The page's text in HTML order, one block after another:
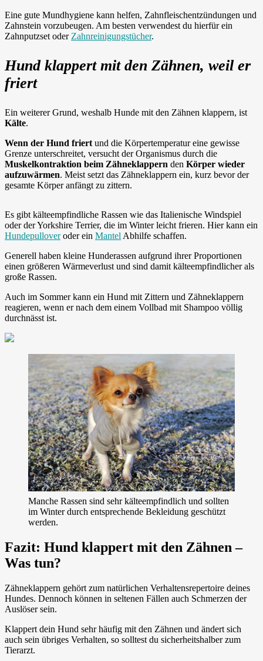
Eine gute Mundhygiene kann helfen, Zahnfleischentzündungen und
Zahnstein vorzubeugen. Am besten verwendest du hierfür ein
Zahnputzset oder Zahnreinigungstücher.
Hund klappert mit den Zähnen, weil er
friert
Ein weiterer Grund, weshalb Hunde mit den Zähnen klappern, ist
Kälte.
Wenn der Hund friert und die Körpertemperatur eine gewisse
Grenze unterschreitet, versucht der Organismus durch die
Muskelkontraktion beim Zähneklappern den Körper wieder
aufzuwärmen. Meist setzt das Zähneklappern ein, kurz bevor der
gesamte Körper anfängt zu zittern.
Es gibt kälteempfindliche Rassen wie das Italienische Windspiel
oder der Yorkshire Terrier, die im Winter leicht frieren. Hier kann ein
Hundepulloveroder ein Mantel Abhilfe schaffen.
Generell haben kleine Hunderassen aufgrund ihrer Proportionen
einen größeren Wärmeverlust und sind damit kälteempfindlicher als
große Rassen.
Auch im Sommer kann ein Hund mit Zittern und Zähneklappern
reagieren, wenn er nach dem einem Vollbad mit Shampoo völlig
durchnässt ist.
Manche Rassen sind sehr kälteempfindlich und sollten
im Winter durch entsprechende Bekleidung geschützt
werden.
Fazit: Hund klappert mit den Zähnen –
Was tun?
Zähneklappern gehört zum natürlichen Verhaltensrepertoire deines
Hundes. Dennoch können in seltenen Fällen auch Schmerzen der
Auslöser sein.
Klappert dein Hund sehr häufig mit den Zähnen und ändert sich
auch sein übriges Verhalten, so solltest du sicherheitshalber zum
Tierarzt.